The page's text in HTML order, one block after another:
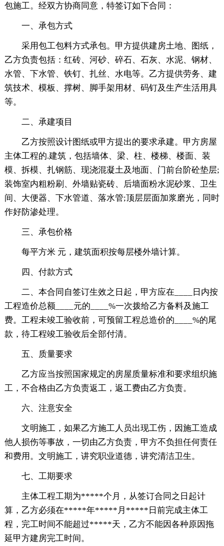
包施工。经双方协商同意，特签订如下合同：
一、承包方式
采用包工包料方式承包。甲方提供建房土地、图纸，
乙方负责包括：红砖、河砂、碎石、石灰、水泥、钢材、
水管、下水管、铁钉、扎丝、水电等。乙方提供劳务、建
筑技术、模板、撑树、脚手架用材、码钉及生产生活用具
等。
二、承建项目
乙方按照设计图纸或甲方提出的要求承建。甲方房屋
主体工程的.建筑，包括墙体、梁、柱、楼梯、楼面、装
模、拆模、扎钢筋、现浇混凝土及地面、门前台阶砼垫层;
装饰室内粗粉刷、外墙贴瓷砖、后墙面粉水泥砂浆、卫生
间、大便器、下水管道、落水管;顶层层面加浆磨光，同时
作好防渗处理。
三、承包价格
每平方米 元，建筑面积按每层楼外墙计算。
四、付款方式
二、本合同自签订生效之日起，甲方应在____日内按
工程造价总额____元的____%一次拨给乙方备料及施工
费。工程未竣工验收前，可预留工程总造价的____%的尾
款，待工程竣工验收后全部付清。
五、质量要求
乙方应当按照国家规定的房屋质量标准和要求组织施
工，不合格由乙方负责返工，返工费由乙方负责。
六、注意安全
文明施工，如果乙方施工人员出现工伤，因施工造成
他人损伤等事故，一切由乙方负责，甲方不负担任何责任
和费用。文明施工，讲究职业道德，讲究清洁卫生。
七、工期要求
主体工程工期为*****个月，从签订合同之日起计
算，乙方必须在*****年*****月*****日前完成主体工
程，完工时间不能超过*****天，乙方不能因各种原因拖
延甲方建房完工时间。